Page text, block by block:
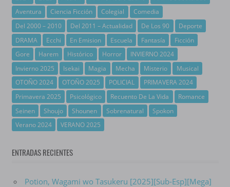
Aventura
Ciencia Ficción Colegial
Comedia
Del 2000 – 2010
Del 2011 – Actualidad De Los 90
Deporte
DRAMA
Ecchi En Emision Escuela Fantasía
Ficción
Gore
Harem Histórico Horror
INVIERNO 2024
Invierno 2025
Isekai Magia Mecha Misterio
Musical
OTOÑO 2024
OTOÑO 2025 POLICIAL
PRIMAVERA 2024
Primavera 2025
Psicológico Recuento De La Vida
Romance
Seinen
Shoujo Shounen Sobrenatural
Spokon
Verano 2024
VERANO 2025
ENTRADAS RECIENTES
Potion, Wagami wo Tasukeru [2025][Sub-Esp][Mega]